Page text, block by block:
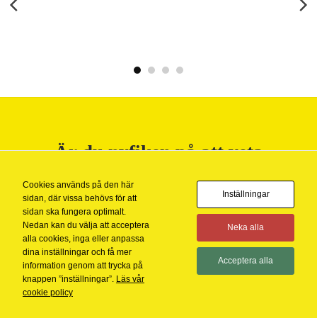
MORA HOTELL – SOCIALA
MEDIA
När det gäller arbete med digital marknadsföring är produktion av
hemsida bara början. Det gäller...
LÄS MER
Är du nyfiken på att veta
KONTAKTA OSS
Cookies används på den här
sidan, där vissa behövs för att
sidan ska fungera optimalt.
Nedan kan du välja att acceptera
alla cookies, inga eller anpassa
dina inställningar och få mer
information genom att trycka på
knappen ”inställningar”. Läs vår
cookie policy
Inställningar
Neka alla
Acceptera alla